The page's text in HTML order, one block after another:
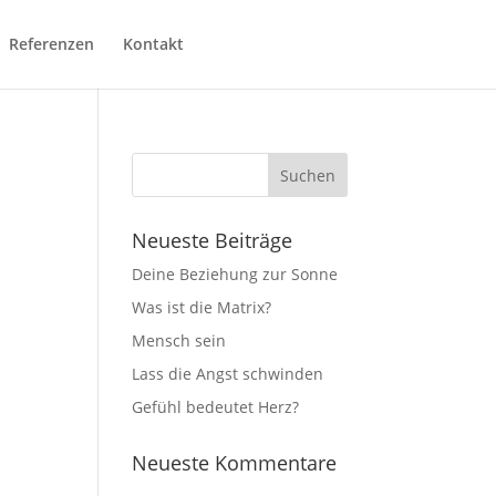
Referenzen Kontakt
Neueste Beiträge
Deine Beziehung zur Sonne
Was ist die Matrix?
Mensch sein
Lass die Angst schwinden
Gefühl bedeutet Herz?
Neueste Kommentare